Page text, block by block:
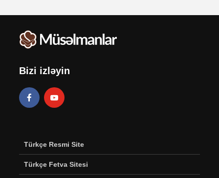
Bizi izləyin
Türkçe Resmi Site
Türkçe Fetva Sitesi